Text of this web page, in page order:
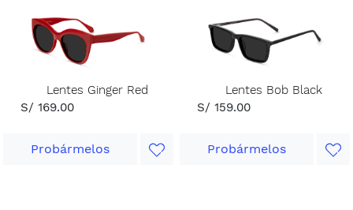
Lentes Ginger Red
S/ 169.00
Probármelos
Lentes Bob Black
S/ 159.00
Probármelos